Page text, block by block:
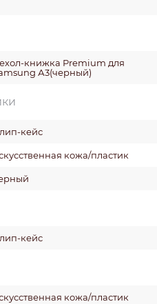
книжка Premium для
А3(черный)
кейс
кожa/пластик
кейс
кожa/пластик